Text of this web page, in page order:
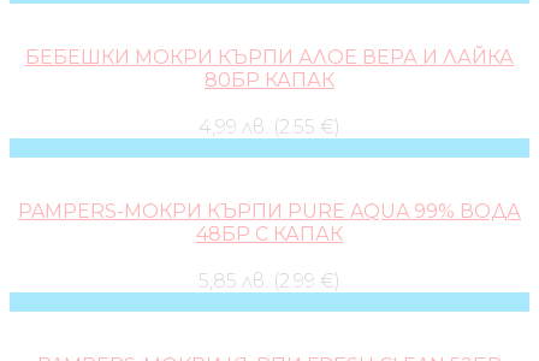
БЕБЕШКИ МОКРИ КЪРПИ АЛОЕ ВЕРА И ЛАЙКА
80БР КАПАК
4,99 лв. (2.55 €)
PAMPERS-МОКРИ КЪРПИ PURE AQUA 99% ВОДА
48БР С КАПАК
5,85 лв. (2.99 €)